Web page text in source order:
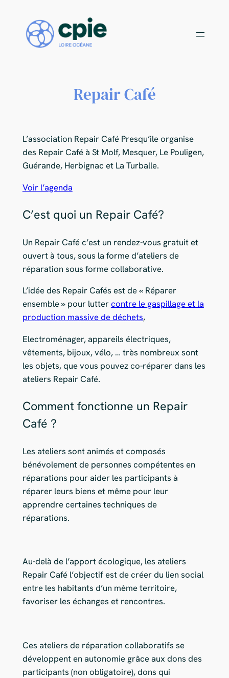
Choisissez votre mission
contenu
Repair Café
L’association Repair Café Presqu’ile organise
des Repair Café à St Molf, Mesquer, Le Pouligen,
Guérande, Herbignac et La Turballe.
Voir l’agenda
C’est quoi un Repair Café?
Un Repair Café c’est un rendez-vous gratuit et
ouvert à tous, sous la forme d’ateliers de
réparation sous forme collaborative.
L’idée des Repair Cafés est de « Réparer
ensemble » pour luttercontre le gaspillage et la
production massive de déchets,
Electroménager, appareils électriques,
vêtements, bijoux, vélo, … très nombreux sont
les objets, que vous pouvez co-réparer dans les
ateliers Repair Café.
Comment fonctionne un Repair
Café ?
Les ateliers sont animés et composés
bénévolement de personnes compétentes en
réparations pour aider les participants à
réparer leurs biens et même pour leur
apprendre certaines techniques de
réparations.
Au-delà de l’apport écologique, les ateliers
Repair Café l’objectif est de créer du lien social
entre les habitants d’un même territoire,
favoriser les échanges et rencontres.
Ces ateliers de réparation collaboratifs se
développent en autonomie grâce aux dons des
participants (non obligatoire), dons qui